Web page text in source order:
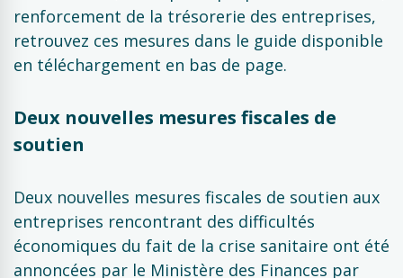
renforcement de la trésorerie des entreprises,
retrouvez ces mesures dans le guide disponible
en téléchargement en bas de page.
Deux nouvelles mesures fiscales de
soutien
Deux nouvelles mesures fiscales de soutien aux
entreprises rencontrant des difficultés
économiques du fait de la crise sanitaire ont été
annoncées par le Ministère des Finances par